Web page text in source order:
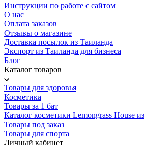
Инструкции по работе с сайтом
О нас
Оплата заказов
Отзывы о магазине
Доставка посылок из Таиланда
Экспорт из Таиланда для бизнеса
Блог
Каталог товаров
Товары для здоровья
Косметика
Товары за 1 бат
Каталог косметики Lemongrass House
Товары под заказ
Товары для спорта
Личный кабинет